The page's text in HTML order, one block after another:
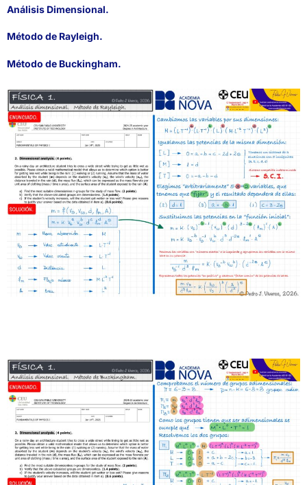
Análisis Dimensional.
Método de Rayleigh.
Método de Buckingham.